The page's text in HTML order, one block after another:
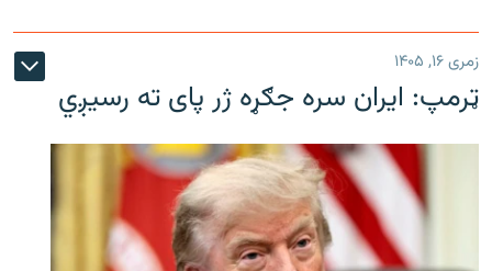
زمری ۱۶, ۱۴۰۵
ټرمپ: ایران سره جګړه ژر پای ته رسیږي